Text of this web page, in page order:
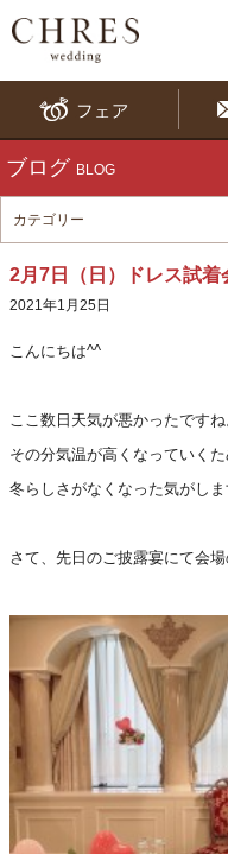
ブログ BLOG
カテゴリー
2月7日（日）ドレス試
2021年1月25日
こんにちは^^
ここ数日天気が悪かったですね
その分気温が高くなっていくた
冬らしさがなくなった気がしま
さて、先日のご披露宴にて会